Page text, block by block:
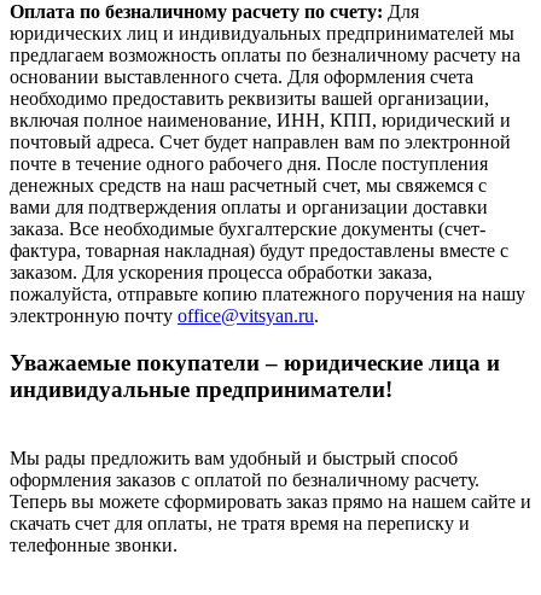
Оплата по безналичному расчету по счету: Для
юридических лиц и индивидуальных предпринимателей мы
предлагаем возможность оплаты по безналичному расчету на
основании выставленного счета. Для оформления счета
необходимо предоставить реквизиты вашей организации,
включая полное наименование, ИНН, КПП, юридический и
почтовый адреса. Счет будет направлен вам по электронной
почте в течение одного рабочего дня. После поступления
денежных средств на наш расчетный счет, мы свяжемся с
вами для подтверждения оплаты и организации доставки
заказа. Все необходимые бухгалтерские документы (счет-
фактура, товарная накладная) будут предоставлены вместе с
заказом. Для ускорения процесса обработки заказа,
пожалуйста, отправьте копию платежного поручения на нашу
электронную почту office@vitsyan.ru.
Уважаемые покупатели – юридические лица и
индивидуальные предприниматели!
Мы рады предложить вам удобный и быстрый способ
оформления заказов с оплатой по безналичному расчету.
Теперь вы можете сформировать заказ прямо на нашем сайте и
скачать счет для оплаты, не тратя время на переписку и
телефонные звонки.